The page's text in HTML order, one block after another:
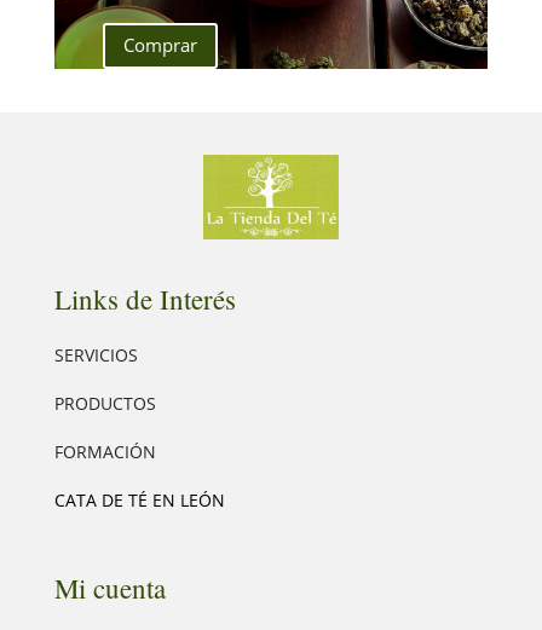
Comprar
Links de Interés
SERVICIOS
PRODUCTOS
FORMACIÓN
CATA DE TÉ EN LEÓN
Mi cuenta